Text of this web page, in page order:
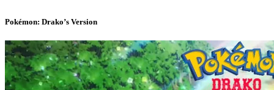
Pokémon: Drako’s Version